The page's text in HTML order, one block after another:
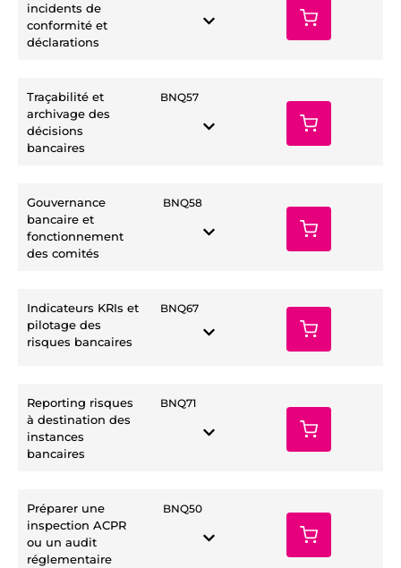
incidents de
conformité et
déclarations
Traçabilité et
archivage des
décisions
bancaires
BNQ57
Gouvernance
bancaire et
fonctionnement
des comités
BNQ58
Indicateurs KRIs et
pilotage des
risques bancaires
BNQ67
Reporting risques
à destination des
instances
bancaires
BNQ71
Préparer une
inspection ACPR
ou un audit
réglementaire
BNQ50